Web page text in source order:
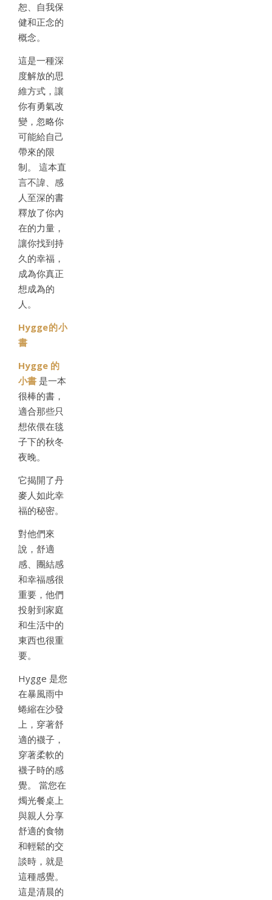
恕、自我保
健和正念的
概念。
這是一種深
度解放的思
維方式，讓
你有勇氣改
變，忽略你
可能給自己
帶來的限
制。 這本直
言不諱、感
人至深的書
釋放了你內
在的力量，
讓你找到持
久的幸福，
成為你真正
想成為的
人。
Hygge的小
書
Hygge 的
小書 是一本
很棒的書，
適合那些只
想依偎在毯
子下的秋冬
夜晚。
它揭開了丹
麥人如此幸
福的秘密。
對他們來
說，舒適
感、團結感
和幸福感很
重要，他們
投射到家庭
和生活中的
東西也很重
要。
Hygge 是您
在暴風雨中
蜷縮在沙發
上，穿著舒
適的襪子，
穿著柔軟的
襪子時的感
覺。 當您在
燭光餐桌上
與親人分享
舒適的食物
和輕鬆的交
談時，就是
這種感覺。
這是清晨的